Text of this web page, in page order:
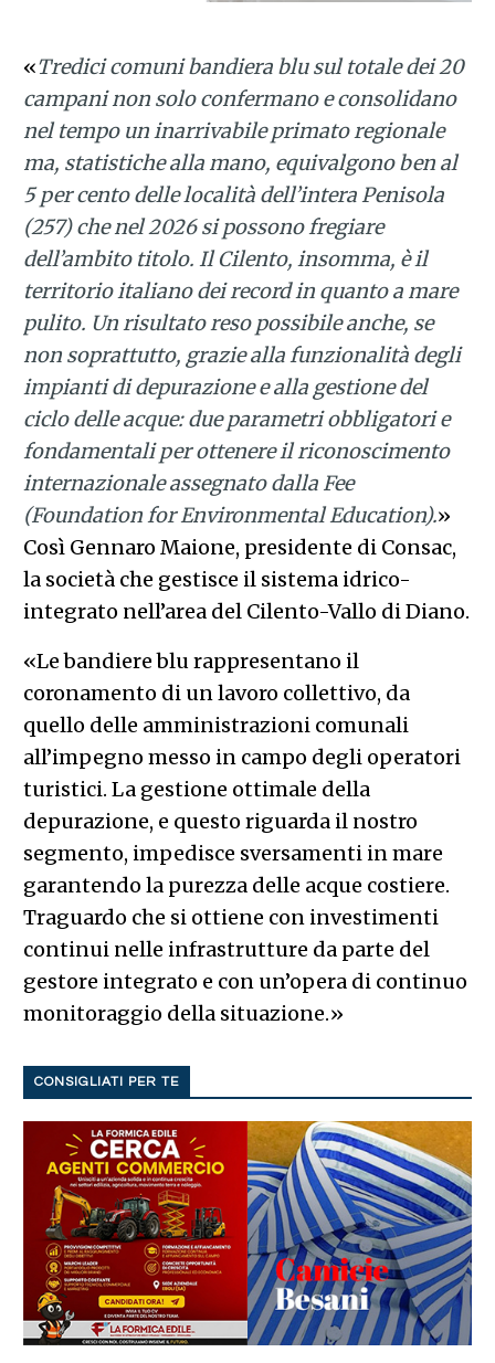
«Tredici comuni bandiera blu sul totale dei 20
campani non solo confermano e consolidano
nel tempo un inarrivabile primato regionale
ma, statistiche alla mano, equivalgono ben al
5 per cento delle località dell’intera Penisola
(257) che nel 2026 si possono fregiare
dell’ambito titolo. Il Cilento, insomma, è il
territorio italiano dei record in quanto a mare
pulito. Un risultato reso possibile anche, se
non soprattutto, grazie alla funzionalità degli
impianti di depurazione e alla gestione del
ciclo delle acque: due parametri obbligatori e
fondamentali per ottenere il riconoscimento
internazionale assegnato dalla Fee
(Foundation for Environmental Education).»
Così Gennaro Maione, presidente di Consac,
la società che gestisce il sistema idrico-
integrato nell’area del Cilento-Vallo di Diano.
«Le bandiere blu rappresentano il
coronamento di un lavoro collettivo, da
quello delle amministrazioni comunali
all’impegno messo in campo degli operatori
turistici. La gestione ottimale della
depurazione, e questo riguarda il nostro
segmento, impedisce sversamenti in mare
garantendo la purezza delle acque costiere.
Traguardo che si ottiene con investimenti
continui nelle infrastrutture da parte del
gestore integrato e con un’opera di continuo
monitoraggio della situazione.»
CONSIGLIATI PER TE